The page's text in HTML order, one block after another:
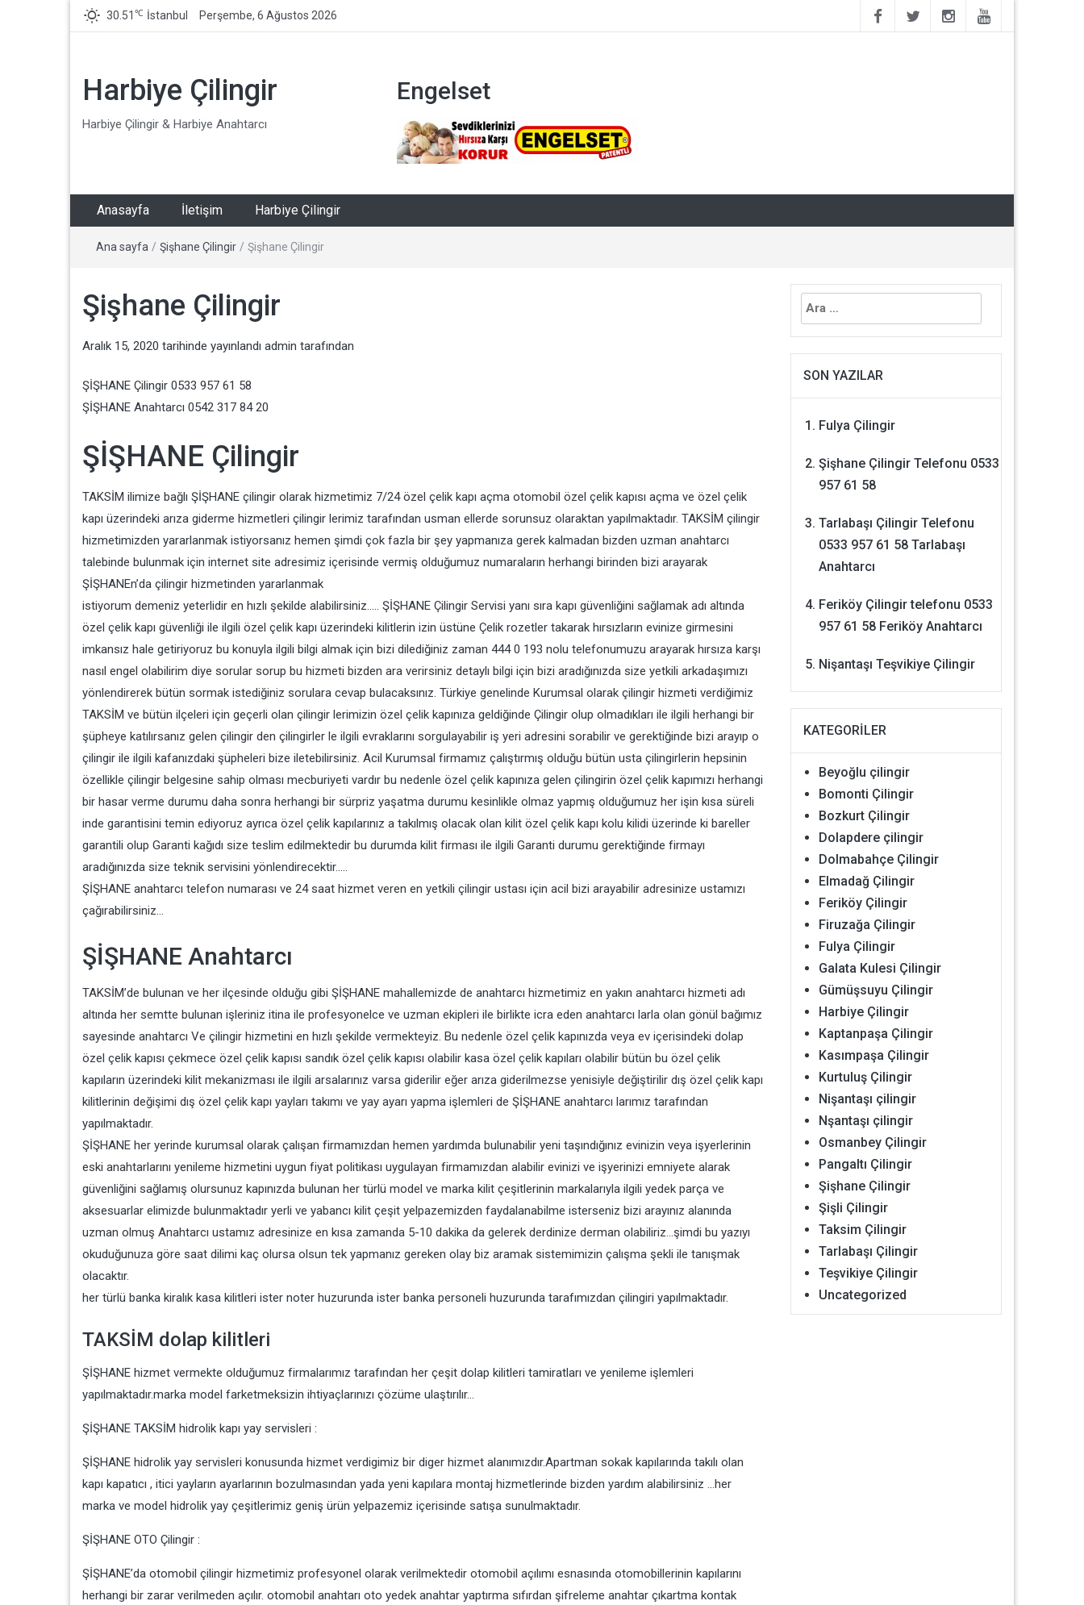
30.51 ℃ İstanbul Perşembe, 6 Ağustos 2026
Harbiye Çilingir
Harbiye Çilingir & Harbiye Anahtarcı
Engelset
Anasayfa İletişim Harbiye Çilingir
Ana sayfa / Şişhane Çilingir / Şişhane Çilingir
Şişhane Çilingir
Aralık 15, 2020 tarihinde yayınlandı admin tarafından
ŞİŞHANE Çilingir 0533 957 61 58
ŞİŞHANE Anahtarcı 0542 317 84 20
ŞİŞHANE Çilingir
TAKSİM ilimize bağlı ŞİŞHANE çilingir olarak hizmetimiz 7/24 özel çelik kapı açma otomobil özel çelik kapısı açma ve özel çelik
kapı üzerindeki arıza giderme hizmetleri çilingir lerimiz tarafından usman ellerde sorunsuz olaraktan yapılmaktadır. TAKSİM çilingir
hizmetimizden yararlanmak istiyorsanız hemen şimdi çok fazla bir şey yapmanıza gerek kalmadan bizden uzman anahtarcı
talebinde bulunmak için internet site adresimiz içerisinde vermiş olduğumuz numaraların herhangi birinden bizi arayarak
ŞİŞHANEn’da çilingir hizmetinden yararlanmak
istiyorum demeniz yeterlidir en hızlı şekilde alabilirsiniz….. ŞİŞHANE Çilingir Servisi yanı sıra kapı güvenliğini sağlamak adı altında
özel çelik kapı güvenliği ile ilgili özel çelik kapı üzerindeki kilitlerin izin üstüne Çelik rozetler takarak hırsızların evinize girmesini
imkansız hale getiriyoruz bu konuyla ilgili bilgi almak için bizi dilediğiniz zaman 444 0 193 nolu telefonumuzu arayarak hırsıza karşı
nasıl engel olabilirim diye sorular sorup bu hizmeti bizden ara verirsiniz detaylı bilgi için bizi aradığınızda size yetkili arkadaşımızı
yönlendirerek bütün sormak istediğiniz sorulara cevap bulacaksınız. Türkiye genelinde Kurumsal olarak çilingir hizmeti verdiğimiz
TAKSİM ve bütün ilçeleri için geçerli olan çilingir lerimizin özel çelik kapınıza geldiğinde Çilingir olup olmadıkları ile ilgili herhangi bir
şüpheye katılırsanız gelen çilingir den çilingirler le ilgili evraklarını sorgulayabilir iş yeri adresini sorabilir ve gerektiğinde bizi arayıp o
çilingir ile ilgili kafanızdaki şüpheleri bize iletebilirsiniz. Acil Kurumsal firmamız çalıştırmış olduğu bütün usta çilingirlerin hepsinin
özellikle çilingir belgesine sahip olması mecburiyeti vardır bu nedenle özel çelik kapınıza gelen çilingirin özel çelik kapımızı herhangi
bir hasar verme durumu daha sonra herhangi bir sürpriz yaşatma durumu kesinlikle olmaz yapmış olduğumuz her işin kısa süreli
inde garantisini temin ediyoruz ayrıca özel çelik kapılarınız a takılmış olacak olan kilit özel çelik kapı kolu kilidi üzerinde ki bareller
garantili olup Garanti kağıdı size teslim edilmektedir bu durumda kilit firması ile ilgili Garanti durumu gerektiğinde firmayı
aradığınızda size teknik servisini yönlendirecektir…..
ŞİŞHANE anahtarcı telefon numarası ve 24 saat hizmet veren en yetkili çilingir ustası için acil bizi arayabilir adresinize ustamızı
çağırabilirsiniz…
ŞİŞHANE Anahtarcı
TAKSİM’de bulunan ve her ilçesinde olduğu gibi ŞİŞHANE mahallemizde de anahtarcı hizmetimiz en yakın anahtarcı hizmeti adı
altında her semtte bulunan işleriniz itina ile profesyonelce ve uzman ekipleri ile birlikte icra eden anahtarcı larla olan gönül bağımız
sayesinde anahtarcı Ve çilingir hizmetini en hızlı şekilde vermekteyiz. Bu nedenle özel çelik kapınızda veya ev içerisindeki dolap
özel çelik kapısı çekmece özel çelik kapısı sandık özel çelik kapısı olabilir kasa özel çelik kapıları olabilir bütün bu özel çelik
kapıların üzerindeki kilit mekanizması ile ilgili arsalarınız varsa giderilir eğer arıza giderilmezse yenisiyle değiştirilir dış özel çelik kapı
kilitlerinin değişimi dış özel çelik kapı yayları takımı ve yay ayarı yapma işlemleri de ŞİŞHANE anahtarcı larımız tarafından
yapılmaktadır.
ŞİŞHANE her yerinde kurumsal olarak çalışan firmamızdan hemen yardımda bulunabilir yeni taşındığınız evinizin veya işyerlerinin
eski anahtarlarını yenileme hizmetini uygun fiyat politikası uygulayan firmamızdan alabilir evinizi ve işyerinizi emniyete alarak
güvenliğini sağlamış olursunuz kapınızda bulunan her türlü model ve marka kilit çeşitlerinin markalarıyla ilgili yedek parça ve
aksesuarlar elimizde bulunmaktadır yerli ve yabancı kilit çeşit yelpazemizden faydalanabilme isterseniz bizi arayınız alanında
uzman olmuş Anahtarcı ustamız adresinize en kısa zamanda 5-10 dakika da gelerek derdinize derman olabiliriz…şimdi bu yazıyı
okuduğunuza göre saat dilimi kaç olursa olsun tek yapmanız gereken olay biz aramak sistemimizin çalışma şekli ile tanışmak
olacaktır.
her türlü banka kiralık kasa kilitleri ister noter huzurunda ister banka personeli huzurunda tarafımızdan çilingiri yapılmaktadır.
TAKSİM dolap kilitleri
ŞİŞHANE hizmet vermekte olduğumuz firmalarımız tarafından her çeşit dolap kilitleri tamiratları ve yenileme işlemleri
yapılmaktadır.marka model farketmeksizin ihtiyaçlarınızı çözüme ulaştırılır…
ŞİŞHANE TAKSİM hidrolik kapı yay servisleri :
ŞİŞHANE hidrolik yay servisleri konusunda hizmet verdigimiz bir diger hizmet alanımızdır.Apartman sokak kapılarında takılı olan
kapı kapatıcı , itici yayların ayarlarının bozulmasından yada yeni kapılara montaj hizmetlerinde bizden yardım alabilirsiniz …her
marka ve model hidrolik yay çeşitlerimiz geniş ürün yelpazemiz içerisinde satışa sunulmaktadır.
ŞİŞHANE OTO Çilingir :
ŞİŞHANE’da otomobil çilingir hizmetimiz profesyonel olarak verilmektedir otomobil açılımı esnasında otomobillerinin kapılarını
herhangi bir zarar verilmeden açılır. otomobil anahtarı oto yedek anahtar yaptırma sıfırdan şifreleme anahtar çıkartma kontak
Arama:
SON YAZILAR
Fulya Çilingir
Şişhane Çilingir Telefonu 0533
957 61 58
Tarlabaşı Çilingir Telefonu
0533 957 61 58 Tarlabaşı
Anahtarcı
Feriköy Çilingir telefonu 0533
957 61 58 Feriköy Anahtarcı
Nişantaşı Teşvikiye Çilingir
KATEGORILER
Beyoğlu çilingir
Bomonti Çilingir
Bozkurt Çilingir
Dolapdere çilingir
Dolmabahçe Çilingir
Elmadağ Çilingir
Feriköy Çilingir
Firuzağa Çilingir
Fulya Çilingir
Galata Kulesi Çilingir
Gümüşsuyu Çilingir
Harbiye Çilingir
Kaptanpaşa Çilingir
Kasımpaşa Çilingir
Kurtuluş Çilingir
Nişantaşı çilingir
Nşantaşı çilingir
Osmanbey Çilingir
Pangaltı Çilingir
Şişhane Çilingir
Şişli Çilingir
Taksim Çilingir
Tarlabaşı Çilingir
Teşvikiye Çilingir
Uncategorized